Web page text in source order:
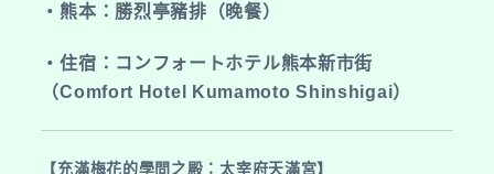
櫻
蹤
跡：
太
宰
‧熊本：勝烈亭豬排（晚餐）
‧住宿：コンフォートホテル熊本新市街
（Comfort Hotel Kumamoto Shinshigai）
【充滿梅花的學問之殿：太宰府天滿宮】